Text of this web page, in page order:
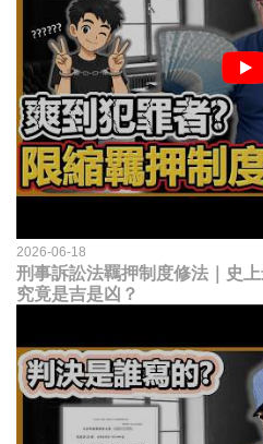
2026-06-18
刑事訴訟法羈押制度修法｜史
究竟是吉是凶？